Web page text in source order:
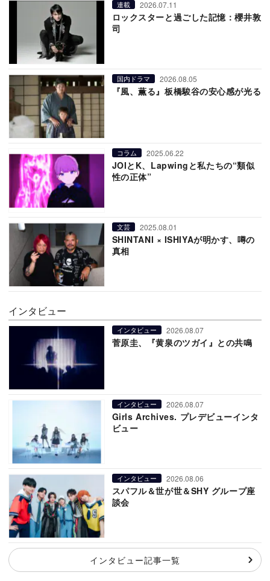
連載 2026.07.11
ロックスターと過ごした記憶：櫻井敦
司
国内ドラマ 2026.08.05
『風、薫る』板橋駿谷の安心感が光る
コラム 2025.06.22
JOIとK、Lapwingと私たちの“類似
性の正体”
文芸 2025.08.01
SHINTANI × ISHIYAが明かす、噂の
真相
インタビュー
インタビュー 2026.08.07
菅原圭、『黄泉のツガイ』との共鳴
インタビュー 2026.08.07
Girls Archives. プレデビューインタ
ビュー
インタビュー 2026.08.06
スパフル＆世が世＆SHY グループ座
談会
インタビュー記事一覧